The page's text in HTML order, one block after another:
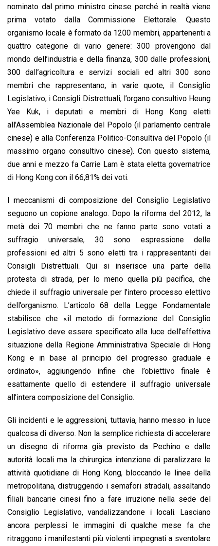
nominato dal primo ministro cinese perché in realtà viene
prima votato dalla Commissione Elettorale. Questo
organismo locale è formato da 1200 membri, appartenenti a
quattro categorie di vario genere: 300 provengono dal
mondo dell’industria e della finanza, 300 dalle professioni,
300 dall’agricoltura e servizi sociali ed altri 300 sono
membri che rappresentano, in varie quote, il Consiglio
Legislativo, i Consigli Distrettuali, l’organo consultivo Heung
Yee Kuk, i deputati e membri di Hong Kong eletti
all’Assemblea Nazionale del Popolo (il parlamento centrale
cinese) e alla Conferenza Politico-Consultiva del Popolo (il
massimo organo consultivo cinese). Con questo sistema,
due anni e mezzo fa Carrie Lam è stata eletta governatrice
di Hong Kong con il 66,81% dei voti.
I meccanismi di composizione del Consiglio Legislativo
seguono un copione analogo. Dopo la riforma del 2012, la
metà dei 70 membri che ne fanno parte sono votati a
suffragio universale, 30 sono espressione delle
professioni ed altri 5 sono eletti tra i rappresentanti dei
Consigli Distrettuali. Qui si inserisce una parte della
protesta di strada, per lo meno quella più pacifica, che
chiede il suffragio universale per l’intero processo elettivo
dell’organismo. L’articolo 68 della Legge Fondamentale
stabilisce che «il metodo di formazione del Consiglio
Legislativo deve essere specificato alla luce dell’effettiva
situazione della Regione Amministrativa Speciale di Hong
Kong e in base al principio del progresso graduale e
ordinato», aggiungendo infine che l’obiettivo finale è
esattamente quello di estendere il suffragio universale
all’intera composizione del Consiglio.
Gli incidenti e le aggressioni, tuttavia, hanno messo in luce
qualcosa di diverso. Non la semplice richiesta di accelerare
un disegno di riforma già previsto da Pechino e dalle
autorità locali ma la chirurgica intenzione di paralizzare le
attività quotidiane di Hong Kong, bloccando le linee della
metropolitana, distruggendo i semafori stradali, assaltando
filiali bancarie cinesi fino a fare irruzione nella sede del
Consiglio Legislativo, vandalizzandone i locali. Lasciano
ancora perplessi le immagini di qualche mese fa che
ritraggono i manifestanti più violenti impegnati a sventolare